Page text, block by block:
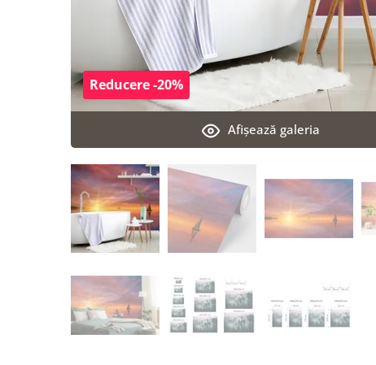
Afişează galeria
Reducere -20%